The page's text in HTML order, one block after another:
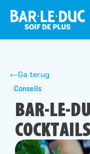
Ga terug
Conseils
BAR-LE-
COCKTAILS